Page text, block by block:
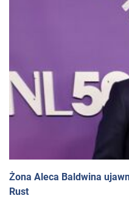
Żona Aleca Baldwina
Rust